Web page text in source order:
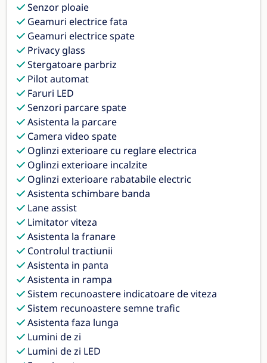
Senzor ploaie
Geamuri electrice fata
Geamuri electrice spate
Privacy glass
Stergatoare parbriz
Pilot automat
Faruri LED
Senzori parcare spate
Asistenta la parcare
Camera video spate
Oglinzi exterioare cu reglare electrica
Oglinzi exterioare incalzite
Oglinzi exterioare rabatabile electric
Asistenta schimbare banda
Lane assist
Limitator viteza
Asistenta la franare
Controlul tractiunii
Asistenta in panta
Asistenta in rampa
Sistem recunoastere indicatoare de viteza
Sistem recunoastere semne trafic
Asistenta faza lunga
Lumini de zi
Lumini de zi LED